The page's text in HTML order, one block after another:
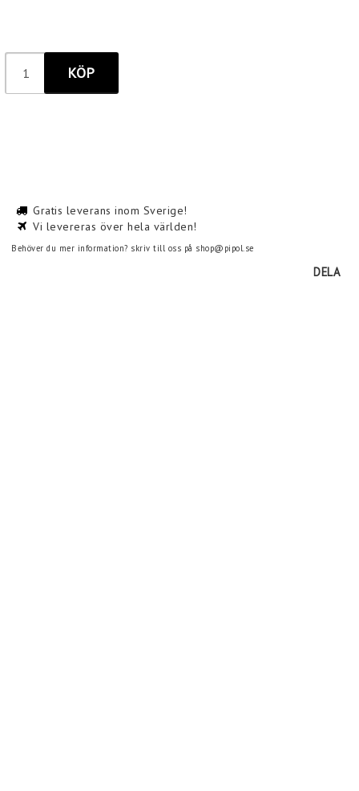
KÖP
Gratis leverans inom Sverige!
Vi levereras över hela världen!
Behöver du mer information? skriv till oss på shop@pipol.se
DELA